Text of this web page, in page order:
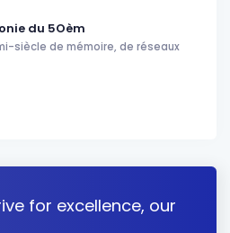
du 5Oèm
siècle de mémoire, de réseaux
for excellence, our